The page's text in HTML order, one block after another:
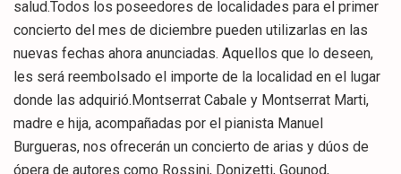
salud.Todos los poseedores de localidades para el primer
concierto del mes de diciembre pueden utilizarlas en las
nuevas fechas ahora anunciadas. Aquellos que lo deseen,
les será reembolsado el importe de la localidad en el lugar
donde las adquirió.Montserrat Cabale y Montserrat Marti,
madre e hija, acompañadas por el pianista Manuel
Burgueras, nos ofrecerán un concierto de arias y dúos de
ópera de autores como Rossini, Donizetti, Gounod,